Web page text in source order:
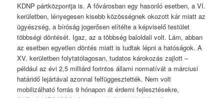
KDNP pártközpontja is. A fővárosban egy hasonló esetben, a VI.
kerületben, lényegesen kisebb közösségnek okozott kár miatt az
ügyészség, a bíróság jogerősen elítélte a képviselő testület
többségi döntését. Igaz, az a többség baloldali volt. Lám, abban
az esetben egyetlen döntés miatt is tudtak lépni a hatóságok. A
XV. kerületben folytatólagosan, tudatos károkozás zajlott –
például az évi 2,5 milliárd forintos állami normatívát a márciusi
határidő lejártával azonnal felfüggesztették. Nem volt
mobilizálható forrás 9 hónapon át érdemi fejlesztésekre,